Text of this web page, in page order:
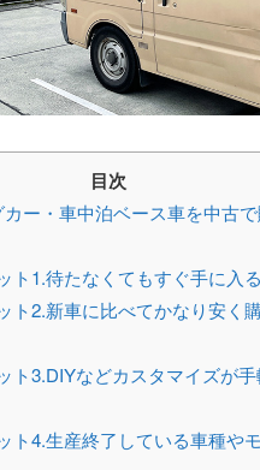
目次
ー・車中泊ベース車を中古
ト1.待たなくてもすぐ手に入
ト2.新車に比べてかなり安く
ト3.DIYなどカスタマイズが
ト4.生産終了している車種や